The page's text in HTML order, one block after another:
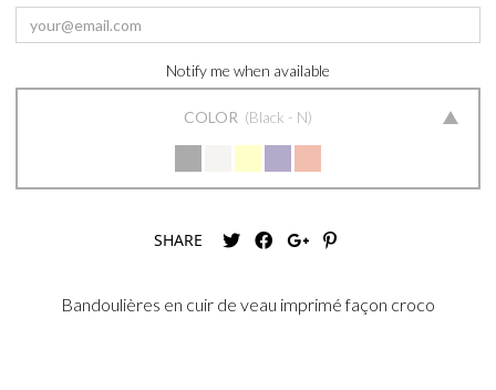
Notify me when available
COLOR Black - N
SHARE
Bandoulières en cuir de veau imprimé façon croco